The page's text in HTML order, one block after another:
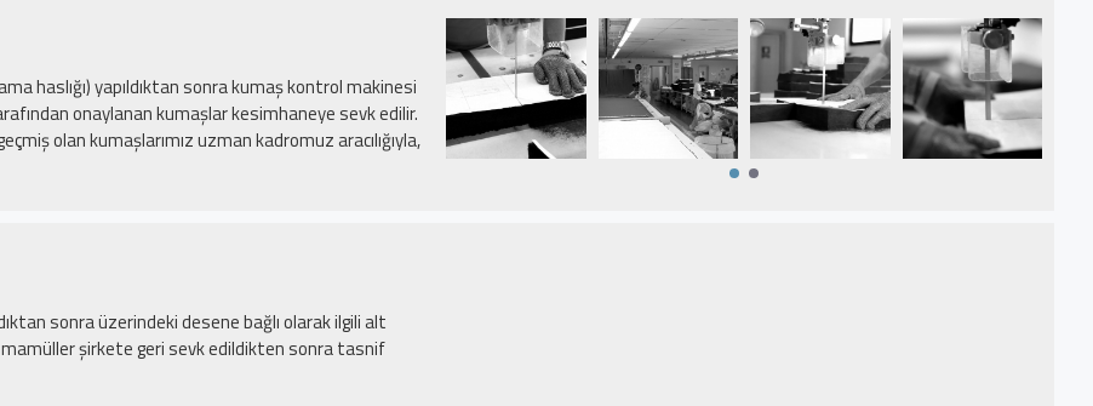
haslığı) yapıldıktan sonra kumaş kontrol makinesi
onaylanan kumaşlar kesimhaneye sevk edilir.
olan kumaşlarımız uzman kadromuz aracılığıyla,
sonra üzerindeki desene bağlı olarak ilgili alt
mamüller şirkete geri sevk edildikten sonra tasnif